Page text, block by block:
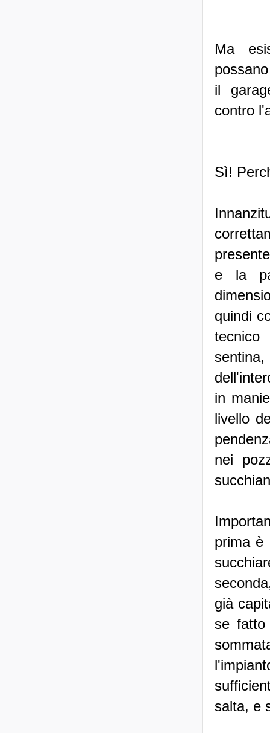
Ma
il
contro
Sì!
e la
quindi
in
livello
nei
prima è
già
se fatto
salta, e